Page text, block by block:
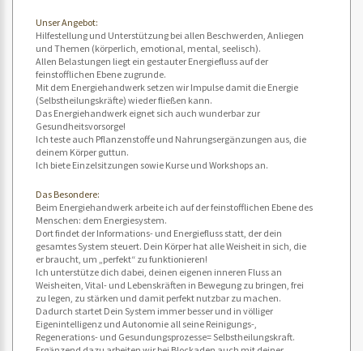
Unser Angebot:
Hilfestellung und Unterstützung bei allen Beschwerden, Anliegen
und Themen (körperlich, emotional, mental, seelisch).
Allen Belastungen liegt ein gestauter Energiefluss auf der
feinstofflichen Ebene zugrunde.
Mit dem Energiehandwerk setzen wir Impulse damit die Energie
(Selbstheilungskräfte) wieder fließen kann.
Das Energiehandwerk eignet sich auch wunderbar zur
Gesundheitsvorsorge!
Ich teste auch Pflanzenstoffe und Nahrungsergänzungen aus, die
deinem Körper guttun.
Ich biete Einzelsitzungen sowie Kurse und Workshops an.
Das Besondere:
Beim Energiehandwerk arbeite ich auf der feinstofflichen Ebene des
Menschen: dem Energiesystem.
Dort findet der Informations- und Energiefluss statt, der dein
gesamtes System steuert. Dein Körper hat alle Weisheit in sich, die
er braucht, um „perfekt“ zu funktionieren!
Ich unterstütze dich dabei, deinen eigenen inneren Fluss an
Weisheiten, Vital- und Lebenskräften in Bewegung zu bringen, frei
zu legen, zu stärken und damit perfekt nutzbar zu machen.
Dadurch startet Dein System immer besser und in völliger
Eigenintelligenz und Autonomie all seine Reinigungs-,
Regenerations- und Gesundungsprozesse= Selbstheilungskraft.